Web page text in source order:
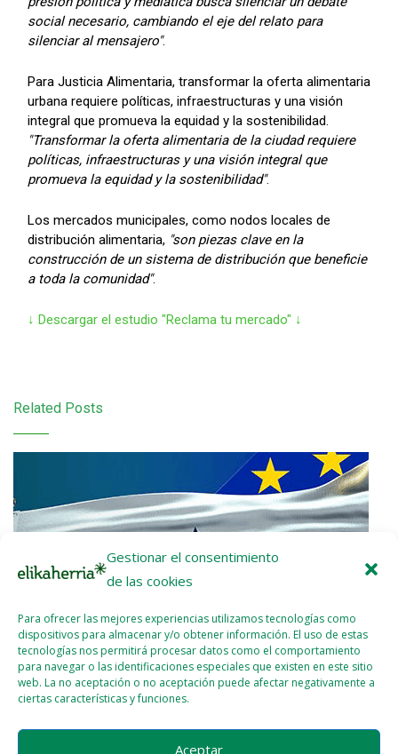
Gestionar el consentimiento
de las cookies
Para ofrecer las mejores experiencias utilizamos tecnologías como
dispositivos para almacenar y/o obtener información. El uso de estas
tecnologías nos permitirá procesar datos como el comportamiento
para navegar o las identificaciones especiales que existen en este sitio
web. La no aceptación o no aceptación puede afectar negativamente a
ciertas características y funciones.
Aceptar
social necesario, cambiando el eje del relato para
silenciar al mensajero".
Para Justicia Alimentaria, transformar la oferta alimentaria
urbana requiere políticas, infraestructuras y una visión
integral que promueva la equidad y la sostenibilidad.
"Transformar la oferta alimentaria de la ciudad requiere
políticas, infraestructuras y una visión integral que
promueva la equidad y la sostenibilidad".
Los mercados municipales, como nodos locales de
distribución alimentaria, "son piezas clave en la
construcción de un sistema de distribución que beneficie
a toda la comunidad".
↓ Descargar el estudio "Reclama tu mercado" ↓
Related Posts
Nota de prensa: ¡UE-Mercosur Stop!